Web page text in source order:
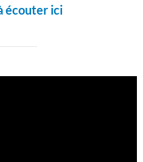
écouter ici